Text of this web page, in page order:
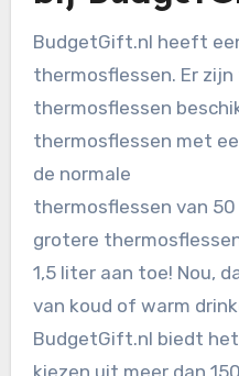
BudgetGift.nl heeft
thermosflessen. Er
thermosflessen
thermosflessen met
de normale
thermosflessen van
grotere
1,5 liter aan toe! Nou,
van koud of warm
BudgetGift.nl biedt
kiezen uit meer dan